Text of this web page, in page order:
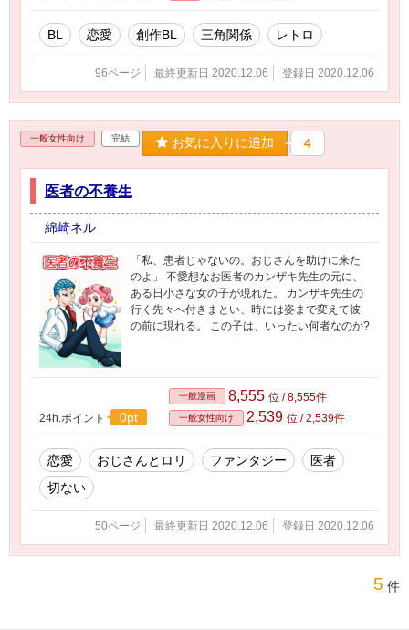
BL 恋愛 創作BL 三角関係 レトロ
96ページ 最終更新日 2020.12.06 登録日 2020.12.06
一般女性向け 完結 お気に入りに追加 4
医者の不養生
綿崎ネル
「私、患者じゃないの。おじさんを助けに来た
のよ」 不愛想なお医者のカンザキ先生の元に、
ある日小さな女の子が現れた。 カンザキ先生の
行く先々へ付きまとい、時には姿まで変えて彼
の前に現れる。 この子は、いったい何者なのか?
24h.ポイント 0pt
一般漫画 8,555 位 / 8,555件
一般女性向け 2,539 位 / 2,539件
恋愛 おじさんとロリ ファンタジー
医者
切ない
50ページ 最終更新日 2020.12.06 登録日 2020.12.06
5 件